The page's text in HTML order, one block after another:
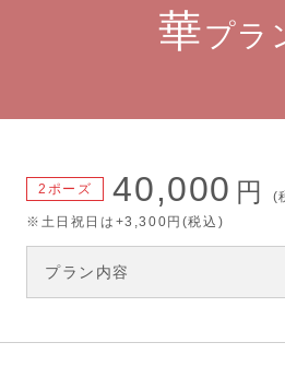
華プラ
2ポーズ 40,000 円
(
※土日祝日は+3,300円(税込)
プラン内容